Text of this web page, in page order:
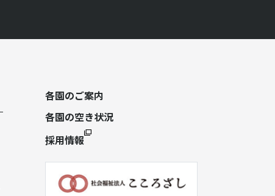
各園のご案内
各園の空き状況
採用情報